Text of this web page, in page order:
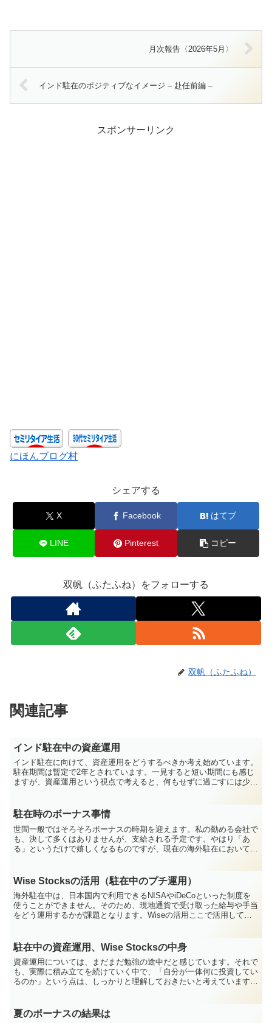
月次報告〈2026年5月〉
インド駐在のポジティブなイメージ – 赴任前編 –
スポンサーリンク
にほんブログ村
シェアする
X Facebook はてブ
LINE Pinterest コピー
双帆（ふたふね）をフォローする
双帆（ふたふね）
関連記事
インド駐在中の資産運用
インド駐在に向けて、資産運用をどうするべきか考え始めています。
駐在期間は暫定で2年とされています。一見すると短い期間にも感じ
ますが、資産運用という視点で考えると、何もせずに過ごすには少し
駐在時のボーナス事情
世間一般ではそろそろボーナスの時期を迎えます。私の勤める会社で
も、決して多くはありませんが、支給される予定です。やはり「あ
る」というだけで嬉しくなるものですが、現在の海外駐在においては
Wise Stocksの活用（駐在中のプチ運用）
海外駐在中は、日本国内で利用できるNISAやiDeCoといった制度を
使うことができません。そのため、現地通貨で受け取った給与や手当
をどう運用するかが課題となります。Wiseの活用ここで活用してい
駐在中の資産運用、Wise Stocksの中身
資産運用については、まだまだ勉強の途中だと感じています。それで
も、実際に積み立てを続けていく中で、「自分が一体何に投資してい
るのか」という点は、しっかりと理解しておきたいと考えています。
夏のボーナスの結果は